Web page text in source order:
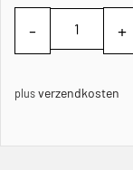
plusverzendkosten